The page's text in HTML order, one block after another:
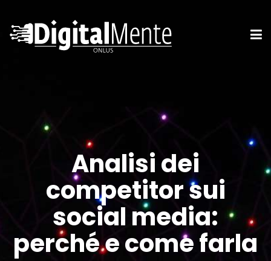
Analisi dei
competitor sui
social media:
perché e come farla